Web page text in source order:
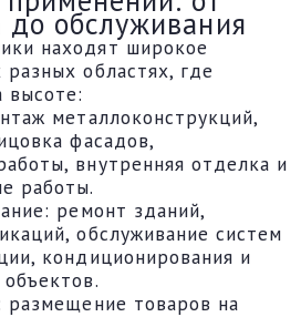
до обслуживания
находят широкое
областях, где
высоте:
металлоконструкций,
фасадов,
внутренняя отделка и
работы.
ремонт зданий,
обслуживание систем
кондиционирования и
товаров на